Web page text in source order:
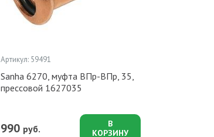
Артикул: 59491
Sanha 6270, муфта ВПр-ВПр, 35,
прессовой 1627035
990 руб.
В
КОРЗИНУ